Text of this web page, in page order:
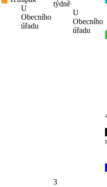
U
Obecního
úřadu
týdně
U
Obecního
úřadu
3